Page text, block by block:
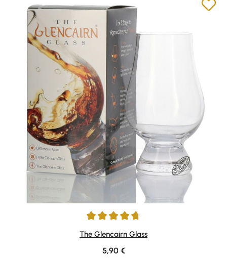
Durchschnittliche Bewertung von 4.84 von 5 Sternen
The Glencairn Glass
Regulärer Preis:
5,90 €